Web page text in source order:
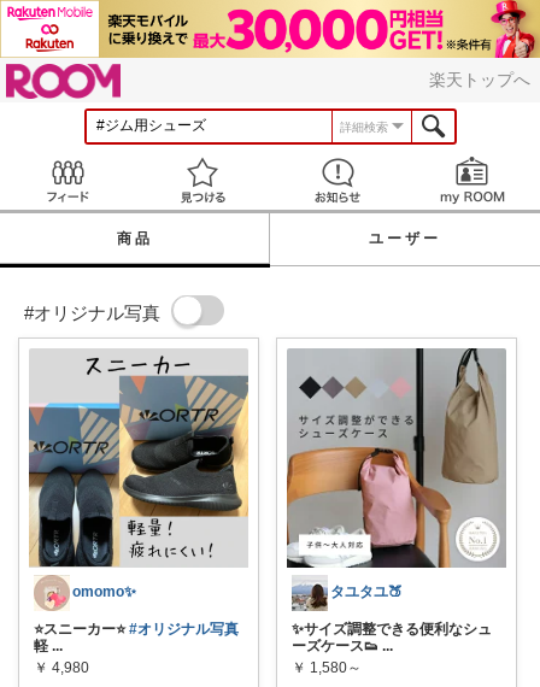
楽天トップへ
詳細検索
見つける お知らせ
商品 ユーザー
#オリジナル写真
omomo✨
⭐️スニーカー⭐️#オリジナル写真
軽 ...
￥ 4,980
タユタユ🍑
✨サイズ調整できる便利なシュ
ーズケース👟 ...
￥ 1,580～